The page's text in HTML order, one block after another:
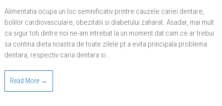
Alimentatia ocupa un loc semnificativ printre cauzele cariei dentare,
bolilor cardiovasculare, obezitatii si diabetului zaharat. Asadar, mai mult
ca sigur toti dintre noi ne-am intrebat la un moment dat cam ce ar trebui
sa contina dieta noastra de toate zilele pt a evita principala problema
dentara, respectiv caria dentara si…
Read More →